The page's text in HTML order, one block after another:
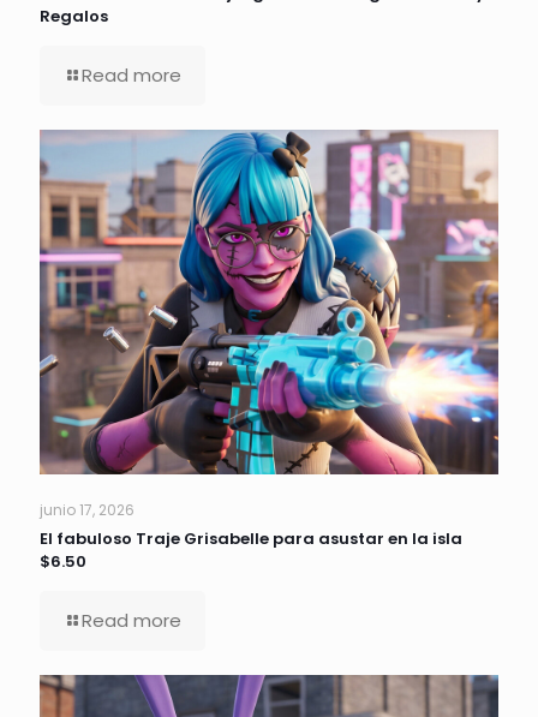
Regalos
Read more
junio 17, 2026
El fabuloso Traje Grisabelle para asustar en la isla
$6.50
Read more